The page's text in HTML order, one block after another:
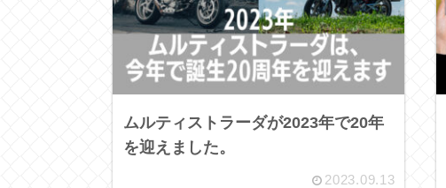
ムルティストラーダが2023年で20年
を迎えました。
2023.09.13